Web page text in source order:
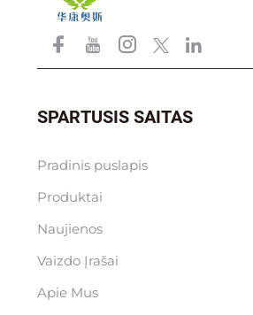
SPARTUSIS SAITAS
Pradinis puslapis
Produktai
Naujienos
Vaizdo Įrašai
Apie Mus